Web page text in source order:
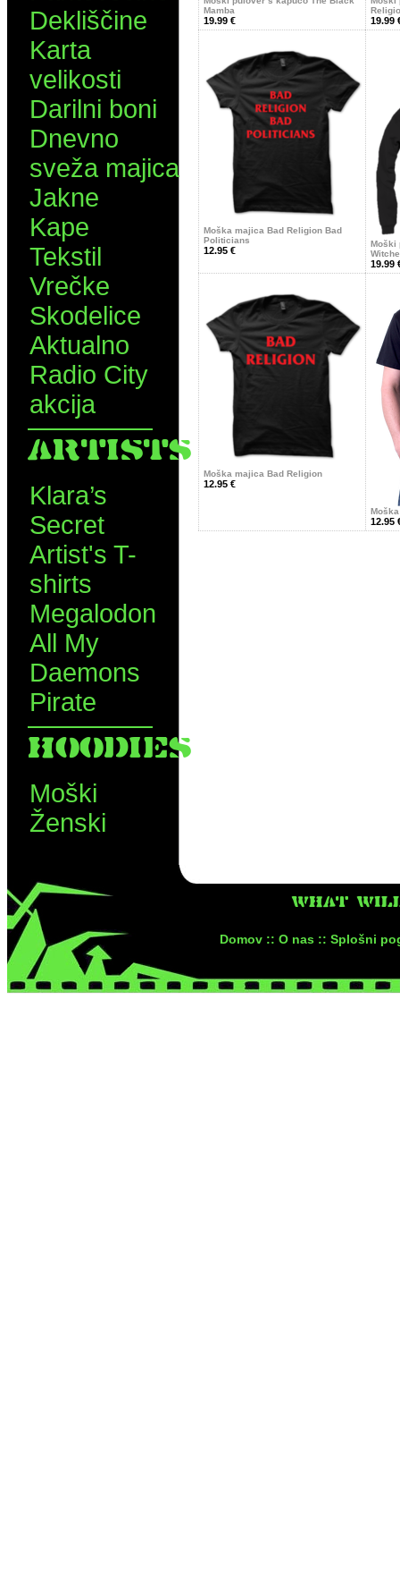
Dekliščine
Karta
velikosti
Darilni boni
Dnevno
sveža majica
Jakne
Kape
Tekstil
Vrečke
Skodelice
Aktualno
Radio City
akcija
ARTISTS
Klara’s
Secret
Artist's T-
shirts
Megalodon
All My
Daemons
Pirate
HOODIES
Moški
Ženski
Mamba
19.99 € 19.99
Moška majica Bad Religion Bad
Politicians
12.95 €
Moški
19.99
Moška majica Bad Religion
12.95 €
12.95
WHAT
Domov :: O nas :: Splošni